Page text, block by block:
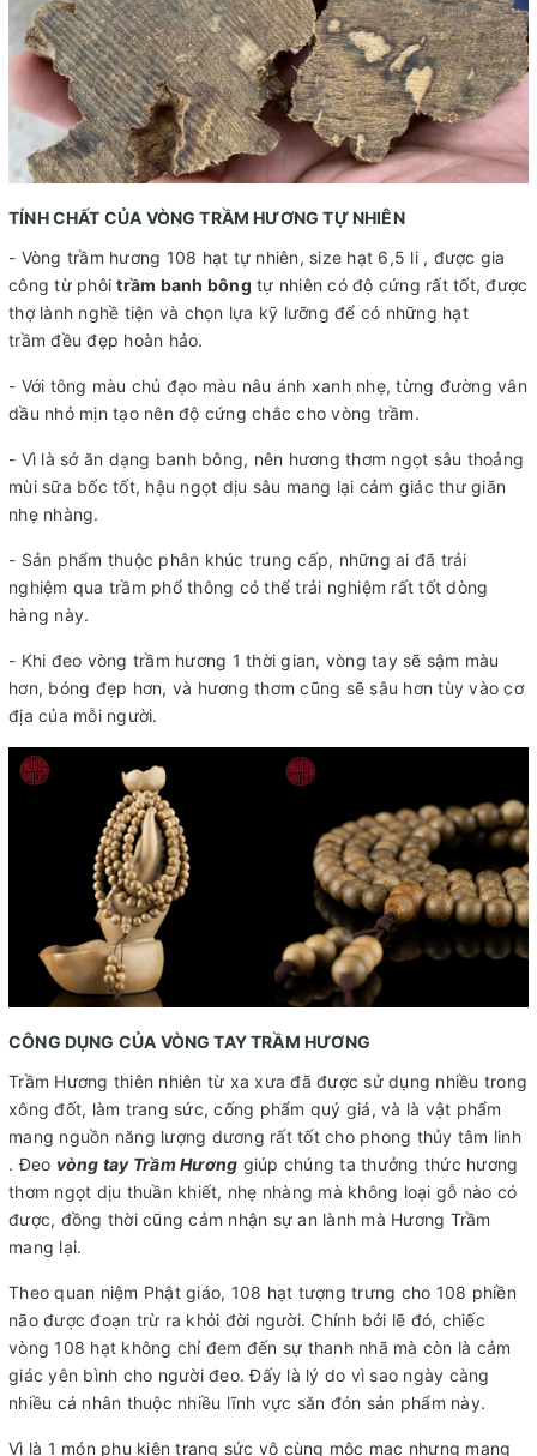
TÍNH CHẤT CỦA VÒNG TRẦM HƯƠNG TỰ NHIÊN
- Vòng trầm hương 108 hạt tự nhiên, size hạt 6,5 li , được gia
công từ phôitrầm banh bông tự nhiên có độ cứng rất tốt, được
thợ lành nghề tiện và chọn lựa kỹ lưỡng để có những hạt
trầm đều đẹp hoàn hảo.
- Với tông màu chủ đạo màu nâu ánh xanh nhẹ, từng đường vân
dầu nhỏ mịn tạo nên độ cứng chắc cho vòng trầm.
- Vì là sớ ăn dạng banh bông, nên hương thơm ngọt sâu thoảng
mùi sữa bốc tốt, hậu ngọt dịu sâu mang lại cảm giác thư giãn
nhẹ nhàng.
- Sản phẩm thuộc phân khúc trung cấp, những ai đã trải
nghiệm qua trầm phổ thông có thể trải nghiệm rất tốt dòng
hàng này.
- Khi đeo vòng trầm hương 1 thời gian, vòng tay sẽ sậm màu
hơn, bóng đẹp hơn, và hương thơm cũng sẽ sâu hơn tùy vào cơ
địa của mỗi người.
CÔNG DỤNG CỦA VÒNG TAY TRẦM HƯƠNG
Trầm Hương thiên nhiên từ xa xưa đã được sử dụng nhiều trong
xông đốt, làm trang sức, cống phẩm quý giá, và là vật phẩm
mang nguồn năng lượng dương rất tốt cho phong thủy tâm linh
. Đeo vòng tay Trầm Hương giúp chúng ta thưởng thức hương
thơm ngọt dịu thuần khiết, nhẹ nhàng mà không loại gỗ nào có
được, đồng thời cũng cảm nhận sự an lành mà Hương Trầm
mang lại.
Theo quan niệm Phật giáo, 108 hạt tượng trưng cho 108 phiền
não được đoạn trừ ra khỏi đời người. Chính bởi lẽ đó, chiếc
vòng 108 hạt không chỉ đem đến sự thanh nhã mà còn là cảm
giác yên bình cho người đeo. Đấy là lý do vì sao ngày càng
nhiều cá nhân thuộc nhiều lĩnh vực săn đón sản phẩm này.
Vì là 1 món phụ kiện trang sức vô cùng mộc mạc nhưng mang